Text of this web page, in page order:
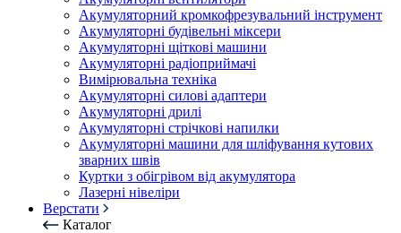
Акумуляторний кромкофрезувальний інструмент
Акумуляторні будівельні міксери
Акумуляторні щіткові машини
Акумуляторні радіоприймачі
Вимірювальна техніка
Акумуляторні силові адаптери
Акумуляторні дрилі
Акумуляторні стрічкові напилки
Акумуляторні машини для шліфування кутових
зварних швів
Куртки з обігрівом від акумулятора
Лазерні нівеліри
Верстати
Каталог